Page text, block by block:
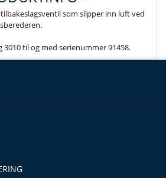
som slipper inn luft ved
3010 til og med serienummer 91458.